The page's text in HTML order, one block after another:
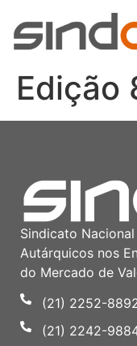
Edição
Sindicato
Autárquicos nos
do Mercado de
(21) 2252-
(21) 2242-